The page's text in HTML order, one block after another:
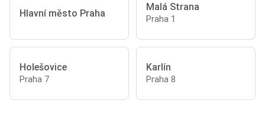
Hlavní město Praha
Malá Strana
Praha 1
Holešovice
Praha 7
Karlín
Praha 8